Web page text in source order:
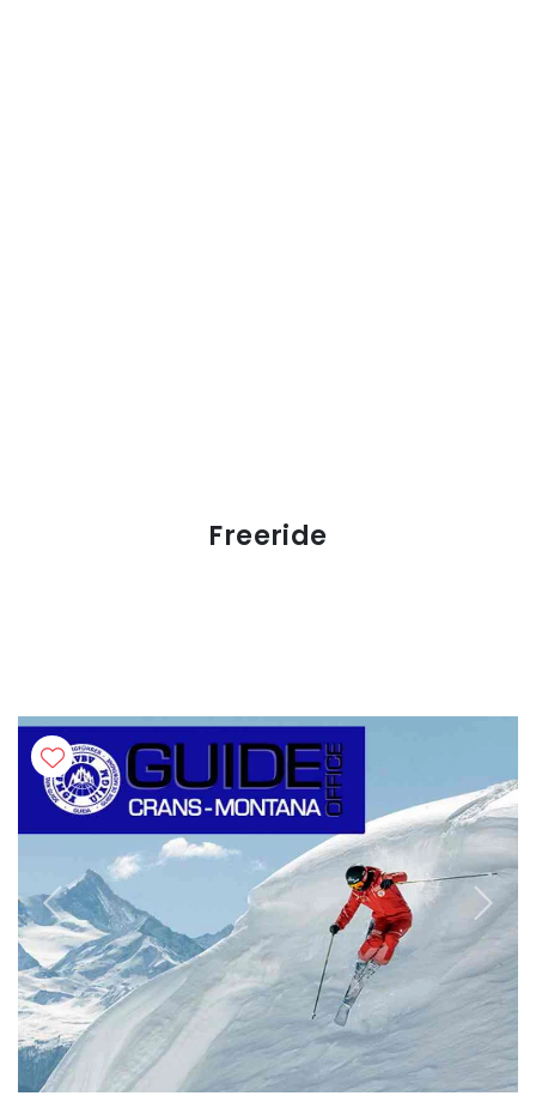
Freeride
Previous Next